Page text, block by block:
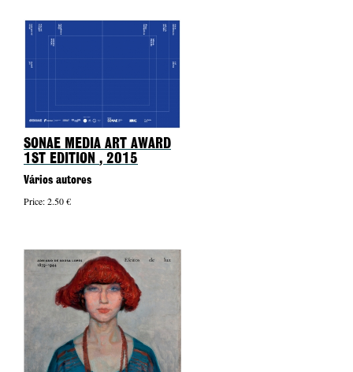
SONAE MEDIA ART AWARD
1ST EDITION , 2015
Vários autores
Price: 2.50 €